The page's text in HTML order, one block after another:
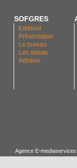
SOFGRES
Editorial
Présentation
Le bureau
Les statuts
Adhérer
Agence E-mediaservices